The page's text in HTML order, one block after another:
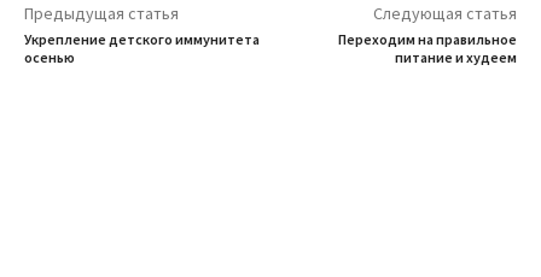
Предыдущая статья
Укрепление детского иммунитета
осенью
Следующая статья
Переходим на правильное
питание и худеем